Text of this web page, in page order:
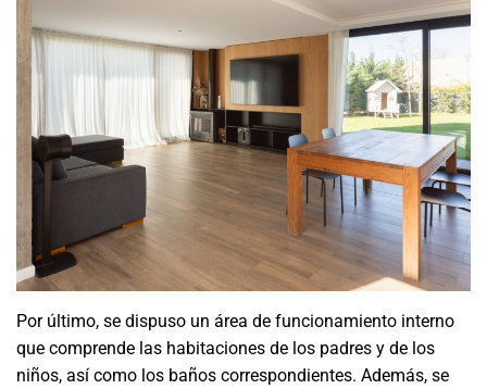
Por último, se dispuso un área de funcionamiento interno
que comprende las habitaciones de los padres y de los
niños, así como los baños correspondientes. Además, se